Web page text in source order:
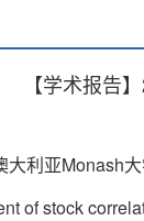
【学术报告
大利亚Monash
of stock